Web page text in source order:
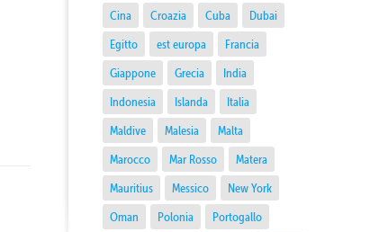
Cina
Croazia Cuba
Dubai
Egitto
est europa
Francia
Giappone
Grecia
India
Indonesia
Islanda
Italia
Maldive
Malesia
Malta
Marocco
Mar Rosso
Matera
Mauritius
Messico
New York
Oman
Polonia
Portogallo